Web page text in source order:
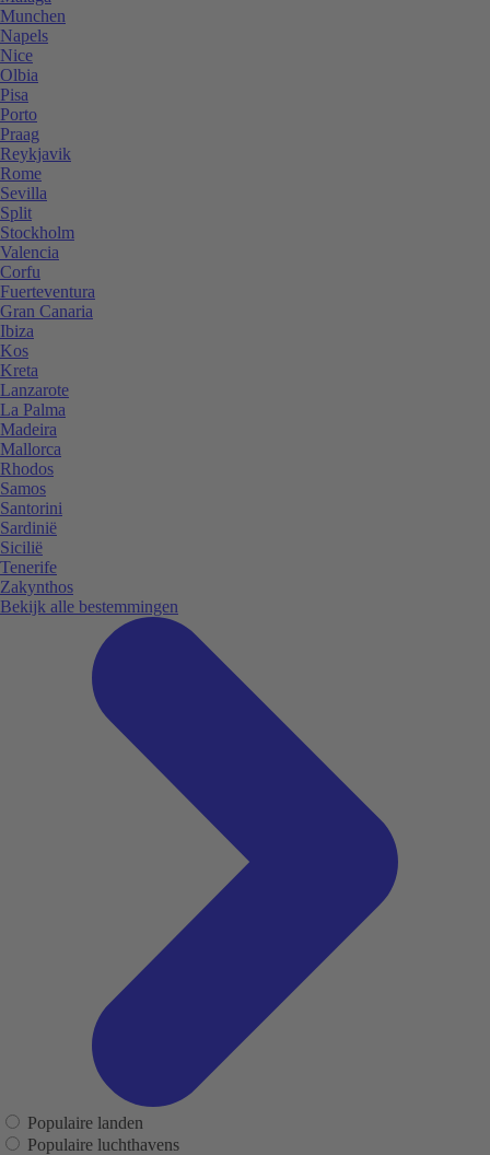
Munchen
Napels
Nice
Olbia
Pisa
Porto
Praag
Reykjavik
Rome
Sevilla
Split
Stockholm
Valencia
Corfu
Fuerteventura
Gran Canaria
Ibiza
Kos
Kreta
Lanzarote
La Palma
Madeira
Mallorca
Rhodos
Samos
Santorini
Sardinië
Sicilië
Tenerife
Zakynthos
Bekijk alle bestemmingen
Populaire landen
Populaire luchthavens